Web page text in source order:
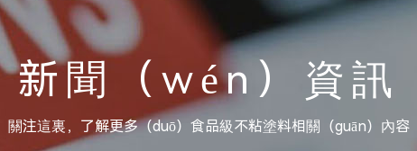
新聞（wén）資訊
關注這裏，了解更多（duō）食品級不粘塗料相關（guān）內容